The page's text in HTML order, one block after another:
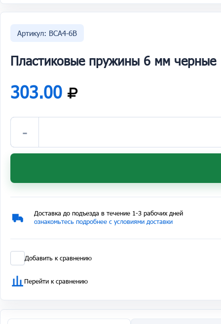
Артикул: BCA4-6B
Пластиковые пружины 6 мм
303.00
-
Доставка до подъезда в течение 1-3 рабочих дней
ознакомьтесь подробнее с условиями доставки
Добавить к сравнению
Перейти к сравнению